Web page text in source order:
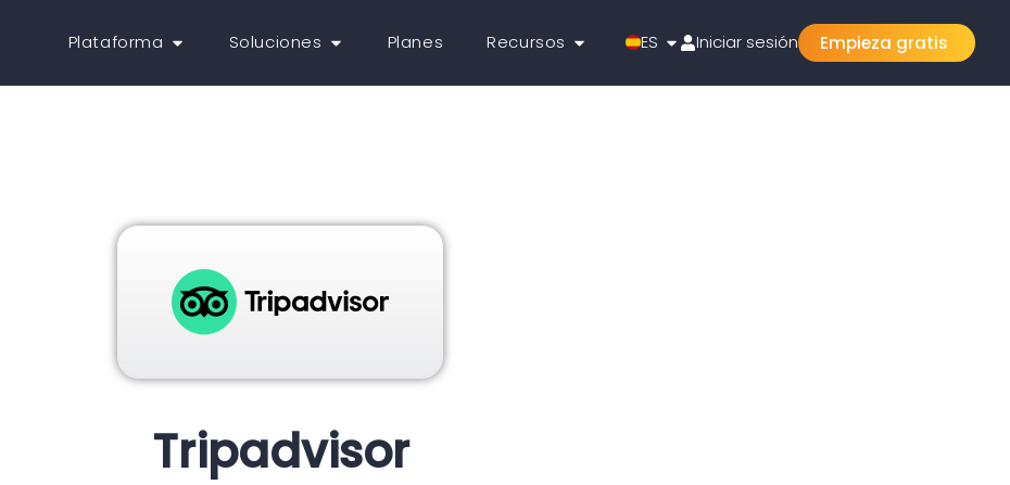
Plataforma Soluciones Planes Recursos ES Iniciar sesión Empieza gratis
Tripadvisor